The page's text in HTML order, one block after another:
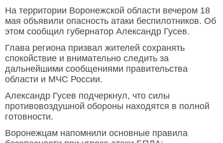
На территории Воронежской области вечером 18
мая объявили опасность атаки беспилотников. Об
этом сообщил губернатор Александр Гусев.
Глава региона призвал жителей сохранять
спокойствие и внимательно следить за
дальнейшими сообщениями правительства
области и МЧС России.
Александр Гусев подчеркнул, что силы
противовоздушной обороны находятся в полной
готовности.
Воронежцам напомнили основные правила